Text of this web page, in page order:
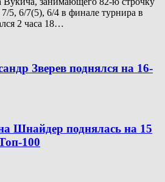
5, 6/7(5), 6/4 в финале турнира в
2 часа 18…
Зверев поднялся на 16-
Шнайдер поднялась на 15
100